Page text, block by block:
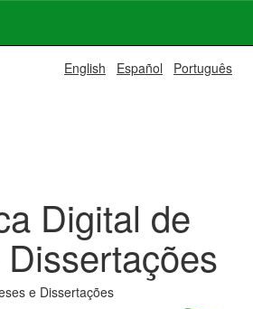
English Español Português
Digital de
e Dissertações